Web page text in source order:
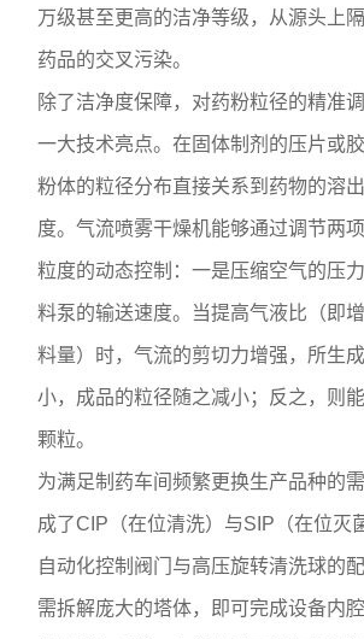
万级甚至更高的洁净等级，从源头上
药品的交叉污染。
除了洁净度保障，对药粉粒径的精准
一大技术亮点。在固体制剂的压片或
粉体的粒径分布直接关系到药物的溶
度。气流喷雾干燥机能够通过调节两
粒度的动态控制：一是压缩空气的压
料泵的输送速度。当提高气液比（即
料量）时，气流的剪切力增强，所生
小，成品的粒径随之减小；反之，则
颗粒。
为满足制药车间频繁更换生产品种的
成了CIP（在位清洗）与SIP（在位灭
自动化控制阀门与高压旋转清洗球的
需拆解庞大的塔体，即可完成设备内